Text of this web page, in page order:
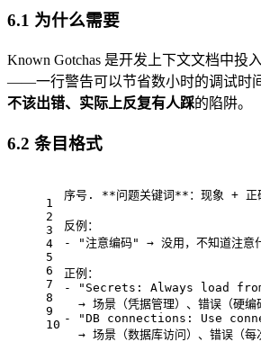
6.1 为什么需要
Known Gotchas 是开发上下文文档中投
——一行警告可以节省数小时的调试时
不该出错、实际上反复有人踩的陷阱。
6.2 条目格式
1
2
3
4
5
6
7
8
9
10
序号. **问题关键词**：现象 + 正确
反例：
- "注意编码" → 没用，不知道注意
正例：
- "Secrets: Always load
→ 场景（凭据管理）、错误（硬
- "DB connections: Use
→ 场景（数据库访问）、错误（每